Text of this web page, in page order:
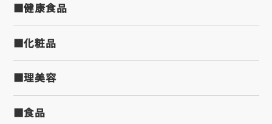
■健康食品
■化粧品
■理美容
■食品